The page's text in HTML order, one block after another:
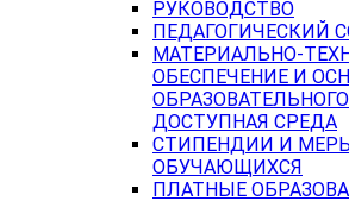
РУКОВОДСТВО
ПЕДАГОГИЧЕСКИЙ
МАТЕРИАЛЬНО-
ОБЕСПЕЧЕНИЕ И
ДОСТУПНАЯ СРЕДА
СТИПЕНДИИ И
ОБУЧАЮЩИХСЯ
ПЛАТНЫЕ